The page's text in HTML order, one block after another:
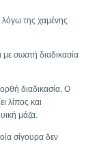
της χαμένης
με σωστή διαδικασία
διαδικασία. Ο
λίπος και
μάζα.
σίγουρα δεν